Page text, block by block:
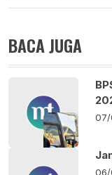
BACA JUGA
07/
06/